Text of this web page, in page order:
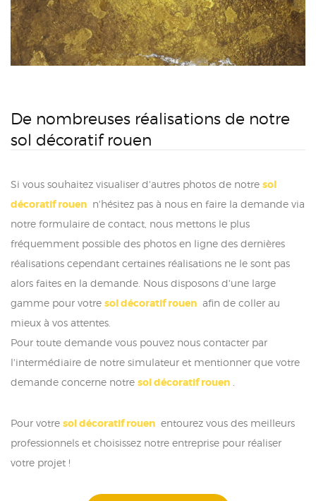
De nombreuses réalisations de notre
sol décoratif rouen
Si vous souhaitez visualiser d'autres photos de notre sol
décoratif rouen n'hésitez pas à nous en faire la demande via
notre formulaire de contact, nous mettons le plus
fréquemment possible des photos en ligne des dernières
réalisations cependant certaines réalisations ne le sont pas
alors faites en la demande. Nous disposons d'une large
gamme pour votre sol décoratif rouen afin de coller au
mieux à vos attentes.
Pour toute demande vous pouvez nous contacter par
l'intermédiaire de notre simulateur et mentionner que votre
demande concerne notre sol décoratif rouen
Pour votre sol décoratif rouen entourez vous des meilleurs
professionnels et choisissez notre entreprise pour réaliser
votre projet !